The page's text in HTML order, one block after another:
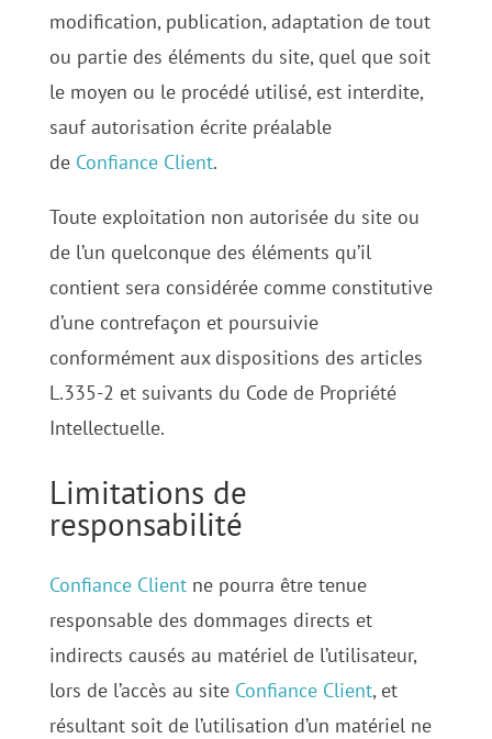
modification, publication, adaptation de tout
ou partie des éléments du site, quel que soit
le moyen ou le procédé utilisé, est interdite,
sauf autorisation écrite préalable
de Confiance Client.
Toute exploitation non autorisée du site ou
de l’un quelconque des éléments qu’il
contient sera considérée comme constitutive
d’une contrefaçon et poursuivie
conformément aux dispositions des articles
L.335-2 et suivants du Code de Propriété
Intellectuelle.
Limitations de
responsabilité
Confiance Clientne pourra être tenue
responsable des dommages directs et
indirects causés au matériel de l’utilisateur,
lors de l’accès au site Confiance Client, et
résultant soit de l’utilisation d’un matériel ne